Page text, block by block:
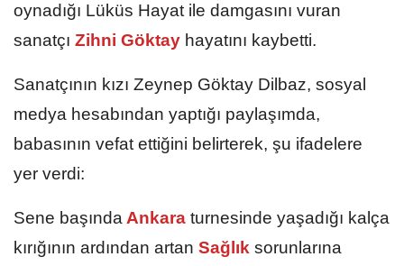
oynadığı Lüküs Hayat ile damgasını vuran
sanatçı Zihni Göktay hayatını kaybetti.
Sanatçının kızı Zeynep Göktay Dilbaz, sosyal
medya hesabından yaptığı paylaşımda,
babasının vefat ettiğini belirterek, şu ifadelere
yer verdi:
Sene başındaAnkara turnesinde yaşadığı kalça
kırığının ardından artan Sağlık sorunlarına